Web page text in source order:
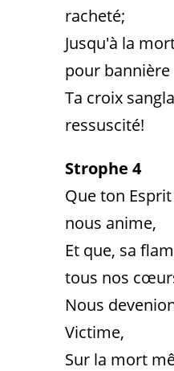
racheté;
Jusqu'à la
pour bannière
Ta croix
ressuscité!
Strophe 4
Que ton
nous anime,
Et que, sa
tous nos
Nous
Victime,
Sur la mort